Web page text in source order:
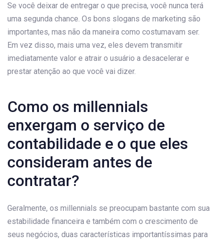
Se você deixar de entregar o que precisa, você nunca terá
uma segunda chance. Os bons slogans de marketing são
importantes, mas não da maneira como costumavam ser.
Em vez disso, mais uma vez, eles devem transmitir
imediatamente valor e atrair o usuário a desacelerar e
prestar atenção ao que você vai dizer.
Como os millennials
enxergam o serviço de
contabilidade e o que eles
consideram antes de
contratar?
Geralmente, os millennials se preocupam bastante com sua
estabilidade financeira e também com o crescimento de
seus negócios, duas características importantíssimas para